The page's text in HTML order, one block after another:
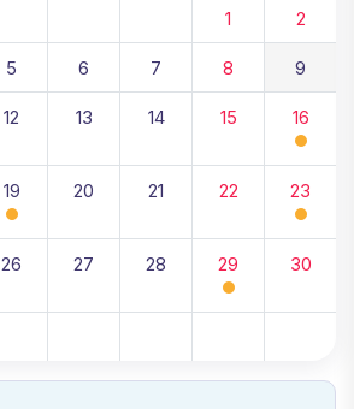
1 2
5 6 7 8 9
12 13 14 15 16
19 20 21 22 23
26 27 28 29 30